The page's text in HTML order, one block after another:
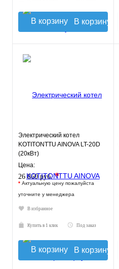
В корзину
Электрический котел
KOTITONTTU AINOVA LT-20D
(20кВт)
Цена:
26 860 руб.*
* Актуальную цену пожалуйста
уточните у менеджера
В избранное
Купить в 1 клик Под заказ
В корзину